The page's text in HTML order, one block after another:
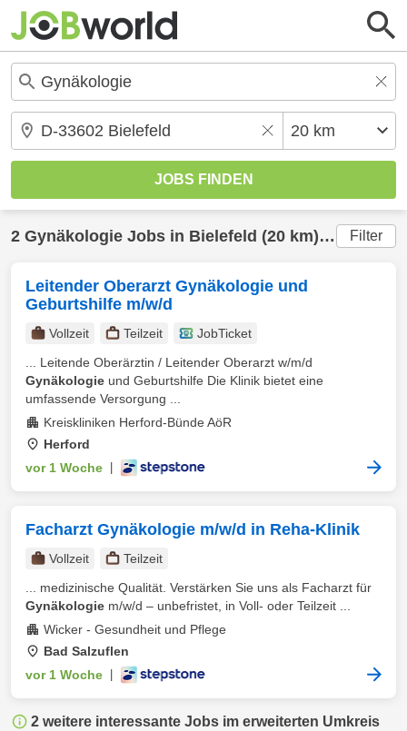
2 Gynäkologie Jobs in Bielefeld (20 km) gefunden Filter
Leitender Oberarzt Gynäkologie und
Geburtshilfe m/w/d
Vollzeit Teilzeit
JobTicket
... Leitende Oberärztin / Leitender Oberarzt w/m/d
Gynäkologie und Geburtshilfe Die Klinik bietet eine
umfassende Versorgung ...
Kreiskliniken Herford-Bünde AöR
Herford
vor 1 Woche
Facharzt Gynäkologie m/w/d in Reha-Klinik
Vollzeit
Teilzeit
... medizinische Qualität. Verstärken Sie uns als Facharzt für
Gynäkologie m/w/d – unbefristet, in Voll- oder Teilzeit ...
Wicker - Gesundheit und Pflege
Bad Salzuflen
vor 1 Woche
2 weitere interessante Jobs im erweiterten Umkreis